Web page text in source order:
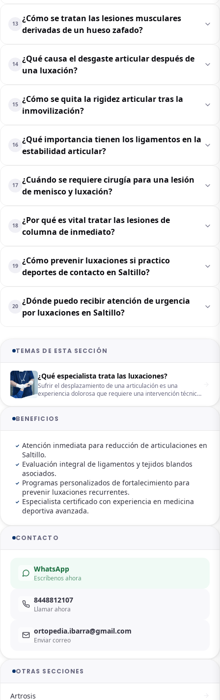
13
¿Cómo se tratan las lesiones musculares
derivadas de un hueso zafado?
14
¿Qué causa el desgaste articular después de
una luxación?
15
¿Cómo se quita la rigidez articular tras la
inmovilización?
16
¿Qué importancia tienen los ligamentos en la
estabilidad articular?
17
¿Cuándo se requiere cirugía para una lesión
de menisco y luxación?
18
¿Por qué es vital tratar las lesiones de
columna de inmediato?
19
¿Cómo prevenir luxaciones si practico
deportes de contacto en Saltillo?
20
¿Dónde puedo recibir atención de urgencia
por luxaciones en Saltillo?
TEMAS DE ESTA SECCIÓN
¿Qué especialista trata las luxaciones?
Sufrir el desplazamiento de una articulación es una
experiencia dolorosa que requiere una intervención técnica
garantizar que el hueso regrese a su posición original sin
por un profesional certificado en traumatología permite un
manejo preciso desde el momento del impacto hasta la
rehabilitación total del paciente.
BENEFICIOS
Atención inmediata para reducción de articulaciones en
Saltillo.
Evaluación integral de ligamentos y tejidos blandos
asociados.
Programas personalizados de fortalecimiento para
prevenir luxaciones recurrentes.
Especialista certificado con experiencia en medicina
deportiva avanzada.
CONTACTO
WhatsApp
Escríbenos ahora
8448812107
Llamar ahora
ortopedia.ibarra@gmail.com
Enviar correo
OTRAS SECCIONES
Artrosis